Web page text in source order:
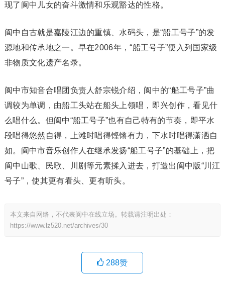
现了阆中儿女的奋斗激情和乐观豁达的性格。
阆中自古就是嘉陵江边的重镇、水码头，是“船工号子”的发
源地和传承地之一。早在2006年，“船工号子”便入列国家级
非物质文化遗产名录。
阆中市知音合唱团负责人舒宗锐介绍，阆中的“船工号子”曲
调较为单调，由船工头站在船头上领唱，即兴创作，看见什
么唱什么。但阆中“船工号子”也有自己特有的节奏，即平水
段唱得悠然自得，上滩时唱得铿锵有力，下水时唱得潇洒自
如。阆中市音乐创作人在继承发扬“船工号子”的基础上，把
阆中山歌、民歌、川剧等元素揉入进去，打造出阆中版“川江
号子”，使其更有看头、更有听头。
本文来自网络，不代表阆中在线立场。转载请注明出处：
https://www.lz520.net/archives/30
288赞